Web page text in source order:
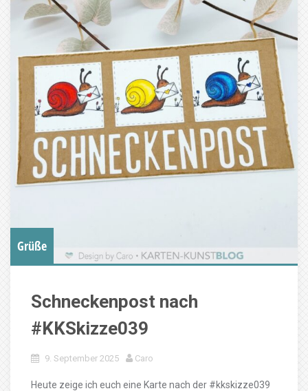
Grüße
Schneckenpost nach
#KKSkizze039
9. September 2025 Caro
Heute zeige ich euch eine Karte nach der #kkskizze039